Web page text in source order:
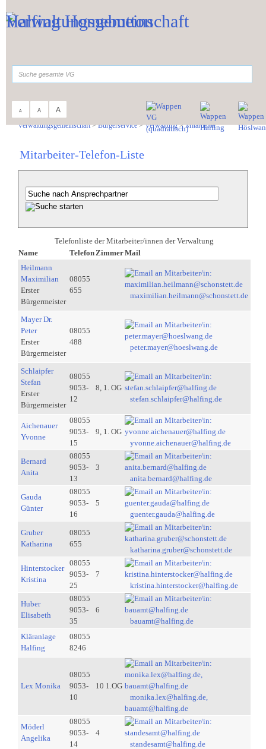
A A A
Verwaltungsgemeinschaft>Bürgerservice>Verwaltung>Mitarbeiter
Mitarbeiter-Telefon-Liste
Telefonliste der Mitarbeiter/innen der Verwaltung
Name
Telefon ZimmerMail
Heilmann
Maximilian
Erster
Bürgermeister
08055
655
maximilian.heilmann@schonstett.de
Mayer Dr.
Peter
Erster
Bürgermeister
08055
488
peter.mayer@hoeslwang.de
Schlaipfer
Stefan
Erster
Bürgermeister
08055
9053-
12
8, 1. OG
stefan.schlaipfer@halfing.de
Aichenauer
Yvonne
08055
9053-
15
9, 1. OG
yvonne.aichenauer@halfing.de
Bernard
Anita
08055
9053-
13
3
anita.bernard@halfing.de
Gauda
Günter
08055
9053-
16
5
guenter.gauda@halfing.de
Gruber
Katharina
08055
655
katharina.gruber@schonstett.de
Hinterstocker
Kristina
08055
9053-
25
7
kristina.hinterstocker@halfing.de
Huber
Elisabeth
08055
9053-
35
6
bauamt@halfing.de
Kläranlage
Halfing
08055
8246
Lex Monika
08055
9053-
10
10 1.OG
monika.lex@halfing.de,
bauamt@halfing.de
Möderl
Angelika
08055
9053-
14
4
standesamt@halfing.de